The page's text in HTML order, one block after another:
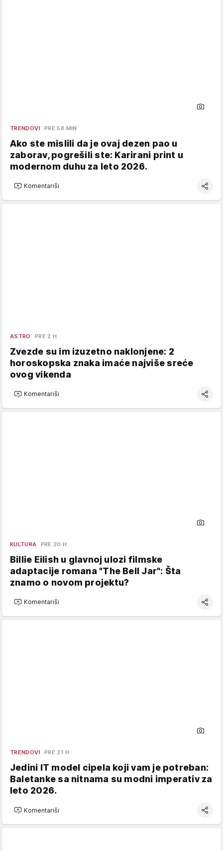
TRENDOVI PRE 58 MIN
Ako ste mislili da je ovaj dezen pao u
zaborav, pogrešili ste: Karirani print u
modernom duhu za leto 2026.
Komentariši
ASTRO PRE 2 H
Zvezde su im izuzetno naklonjene: 2
horoskopska znaka imaće najviše sreće
ovog vikenda
Komentariši
KULTURA PRE 20 H
Billie Eilish u glavnoj ulozi filmske
adaptacije romana "The Bell Jar": Šta
znamo o novom projektu?
Komentariši
TRENDOVI PRE 21 H
Jedini IT model cipela koji vam je potreban:
Baletanke sa nitnama su modni imperativ za
leto 2026.
Komentariši